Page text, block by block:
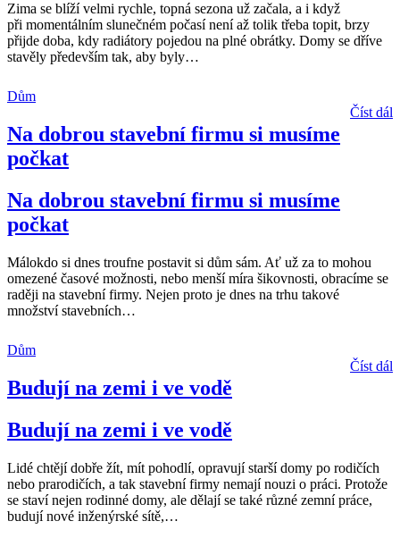
Zima se blíží velmi rychle, topná sezona už začala, a i když
při momentálním slunečném počasí není až tolik třeba topit, brzy
přijde doba, kdy radiátory pojedou na plné obrátky. Domy se dříve
stavěly především tak, aby byly…
Dům
Číst dál
Na dobrou stavební firmu si musíme
počkat
Na dobrou stavební firmu si musíme
počkat
Málokdo si dnes troufne postavit si dům sám. Ať už za to mohou
omezené časové možnosti, nebo menší míra šikovnosti, obracíme se
raději na stavební firmy. Nejen proto je dnes na trhu takové
množství stavebních…
Dům
Číst dál
Budují na zemi i ve vodě
Budují na zemi i ve vodě
Lidé chtějí dobře žít, mít pohodlí, opravují starší domy po rodičích
nebo prarodičích, a tak stavební firmy nemají nouzi o práci. Protože
se staví nejen rodinné domy, ale dělají se také různé zemní práce,
budují nové inženýrské sítě,…